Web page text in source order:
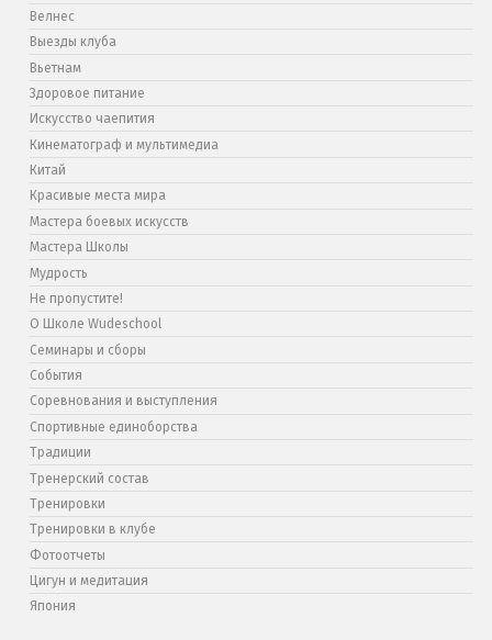
Велнес
Выезды клуба
Вьетнам
Здоровое питание
Искусство чаепития
Кинематограф и мультимедиа
Китай
Красивые места мира
Мастера боевых искусств
Мастера Школы
Мудрость
Не пропустите!
О Школе Wudeschool
Семинары и сборы
События
Соревнования и выступления
Спортивные единоборства
Традиции
Тренерский состав
Тренировки
Тренировки в клубе
Фотоотчеты
Цигун и медитация
Япония